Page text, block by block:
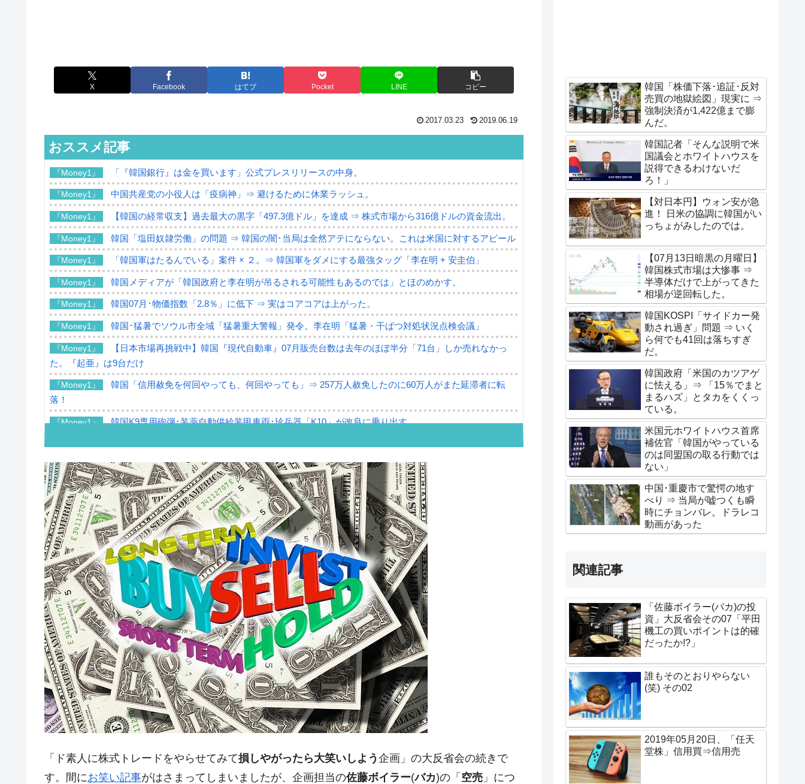
X Facebook はてブ Pocket LINE コピー
2017.03.23 2019.06.19
おススメ記事
『Money1』 「『韓国銀行』は金を買います」公式プレスリリースの中身。
『Money1』 中国共産党の小役人は「疫病神」⇒ 避けるために休業ラッシュ。
『Money1』 【韓国の経常収支】過去最大の黒字「497.3億ドル」を達成 ⇒ 株式市場から316億ドルの資金流出。
『Money1』 韓国「塩田奴隷労働」の問題 ⇒ 韓国の闇･当局は全然アテにならない。これは米国に対するアピール
『Money1』 「韓国軍はたるんでいる」案件 × ２。⇒ 韓国軍をダメにする最強タッグ「李在明 + 安圭伯」
『Money1』 韓国メディアが「韓国政府と李在明が吊るされる可能性もあるのでは」とほのめかす。
『Money1』 韓国07月･物価指数「2.8％」に低下 ⇒ 実はコアコアは上がった。
『Money1』 韓国･猛暑でソウル市全域「猛暑重大警報」発令。李在明「猛暑・干ばつ対処状況点検会議」
『Money1』
【日本市場再挑戦中】韓国『現代自動車』07月販売台数は去年のほぼ半分「71台」しか売れなかっ
た。『起亜』は9台だけ
『Money1』
韓国「信用赦免を何回やっても、何回やっても」⇒ 257万人赦免したのに60万人がまた延滞者に転
落！
『Money1』 韓国K9専用砲弾･装薬自動供給装甲車両･珍兵器「K10」が改良に乗り出す。
『Money1』 韓国･李在明「青年層の雇用状況が悪い。せや、若者に起業させよう」⇒ どんな雇用対策だソレ。
『Money1』 【韓国の外貨準備】2026年07月は4,279億ドル。外平債の発行「19.4億ドル」
『Money1』 韓国「ここは北朝鮮なのか。選管がサーバーにウソのデータを入力したのは明白だ」
『Money1』 韓国･李在明さっそく不動産対策で浅薄な発言。
『Money1』 韓国は「中国と同じく」投資に不適格な国だ。
『Money1』 『韓国銀行』が「金の保有量を増やします」⇒「金を経由するドル入手」手段ではないのか？
『Money1』 韓国･外為取引量「1日当たり1,214.4億ドル」まで拡大 ⇒ 海外資金の動きに強く左右される状態
『Money1』 韓国･帰ってきた李在明。李在明を支持しない「50.5％」に上昇
『Money1』
韓国大統領府ボンクラ政策室長が告発された ⇒ 国家が行った恐るべき株価操作であり、空前の国政
壟断
『Money1』 韓国･警察職員が「丸刈りになって抗議活動」
『Money1』 中国だけが鉄鋼輸出を異常増加させる ⇒ 中国の過剰生産が世界を蝕む。
『Money1』 韓国製造業「半導体絶好調」のウラで他業種は全般的「不調」⇒ PSIが示す現況は決して良くない。
『Money1』 韓国で猛暑。南東部では干ばつ
「ド素人に株式トレードをやらせてみて損しやがったら大笑いしよう 企画」の大反省会の続きで
す。間にお笑い記事がはさまってしまいましたが、企画担当の佐藤ボイラー(バカ)の「 空売 」につ
韓国「株価下落･追証･反対
売買の地獄絵図」現実に ⇒
強制決済が1,422億まで膨
んだ。
韓国記者「そんな説明で米
国議会とホワイトハウスを
説得できるわけないだ
ろ！」
【対日本円】ウォン安が急
進！ 日米の協調に韓国がい
っちょがみしたのでは。
【07月13日暗黒の月曜日】
韓国株式市場は大惨事 ⇒
半導体だけで上がってきた
相場が逆回転した。
韓国KOSPI「サイドカー発
動され過ぎ」問題 ⇒ いく
ら何でも41回は落ちすぎ
だ。
韓国政府「米国のカツアゲ
に怯える」⇒ 「15％でまと
まるハズ」とタカをくくっ
ている。
米国元ホワイトハウス首席
補佐官「韓国がやっている
のは同盟国の取る行動では
ない」
中国･重慶市で驚愕の地す
べり ⇒ 当局が嘘つくも瞬
時にチョンバレ。ドラレコ
動画があった
関連記事
「佐藤ボイラー(バカ)の投
資」大反省会その07「平田
機工の買いポイントは的確
だったか!?」
誰もそのとおりやらない
(笑) その02
2019年05月20日、「任天
堂株」信用買⇒信用売